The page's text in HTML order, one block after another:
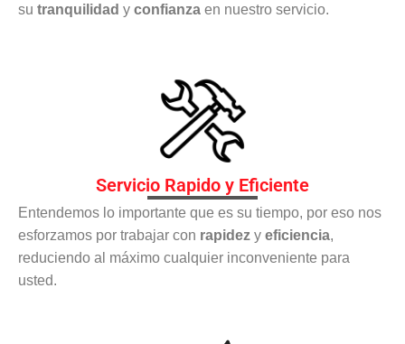
su tranquilidad y confianza en nuestro servicio.
Servicio Rapido y Eficiente
Entendemos lo importante que es su tiempo, por eso nos
esforzamos por trabajar con rapidez y eficiencia,
reduciendo al máximo cualquier inconveniente para
usted.